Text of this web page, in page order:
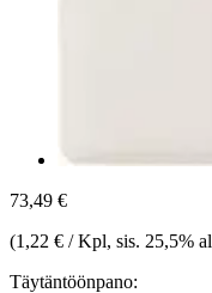
73,49 €
(1,22 € / Kpl, sis. 25,5%
Täytäntöönpano: